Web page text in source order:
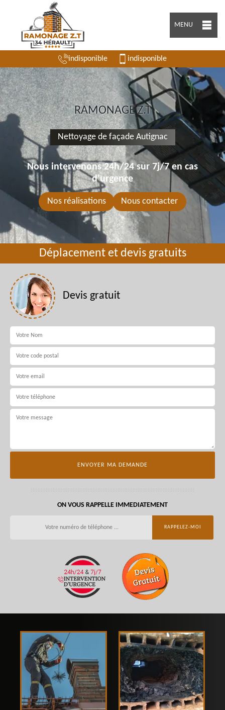
MENU
indisponible indisponible
RAMONAGE Z.T
Nettoyage de façade Autignac
Nous intervenons 24h/24 sur 7j/7 en cas
d'urgence
Nos réalisations Nous contacter
Déplacement et devis gratuits
Devis gratuit
ON VOUS RAPPELLE IMMEDIATEMENT